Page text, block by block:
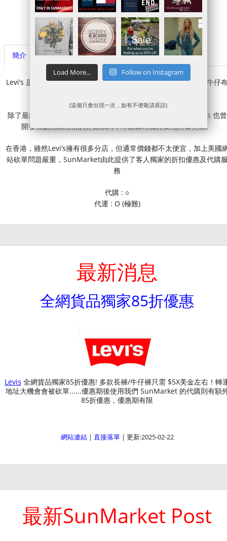
代購落單連結
代運賬戶申請
簡介 代購代運注意事項
Levi’s 是美國一家私人公司的服裝公司，在全球以其Levi’s品牌的牛仔
除了最經典的501XX 直筒牛仔褲，迄今已有近150 年歷史的Levi’s 也曾
開發無數充滿性格的分支系列，呼應當時流行文化與審美觀。
在香港，雖然Levi’s擁有很多分店，但通常價錢都不太便宜，加上美國
站砍單問題嚴重，SunMarket由此提供了客人獨家的折扣優惠及代購
務
代購 : ○
代運 : O (極難)
最新消息
全網貨品獨家85折優惠
Levis 全網貨品獨家85折優惠! 多款長褲/牛仔褲只需 $5X美金左右！轉
地址大機會會被砍單......優惠期後使用我們 SunMarket 的代購則有額
85折優惠，優惠期有限
網站連結| 直接落單| 更新:2025-02-22
最新SunMarket Post
Load More... Follow on Instagram
(這個只會出現一次，如有不便敬請原諒)